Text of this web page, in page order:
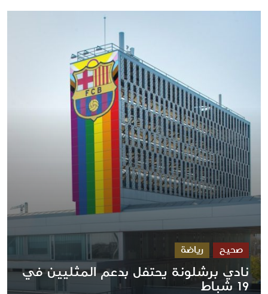
صحيح رياضة
نادي برشلونة يحتفل بدعم المثليين في
19 شباط